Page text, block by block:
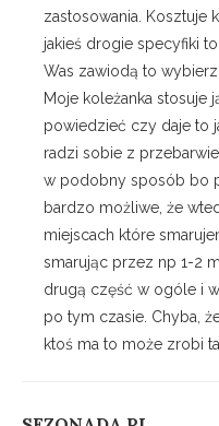
zastosowania. Kosztuje
jakieś drogie specyfiki
Was zawiodą to
Moje koleżanka stosuje
powiedzieć czy daje to
radzi sobie z
w podobny sposób bo
bardzo możliwe, że
miejscach które
smarując przez np 1-2
drugą część w ogóle i
po tym czasie. Chyba,
ktoś ma to może zrobi